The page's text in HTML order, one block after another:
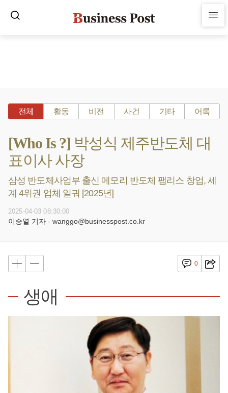
전체 활동 비전 사건 기타 어록
[Who Is ?] 박성식 제주반도체 대
표이사 사장
삼성 반도체사업부 출신 메모리 반도체 팹리스 창업, 세
계 4위권 업체 일궈 [2025년]
2025-04-03 08:30:00
이승열 기자 - wanggo@businesspost.co.kr
0
생애